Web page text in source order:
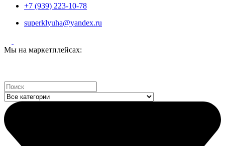
+7 (939) 223-10-78
superklyuha@yandex.ru
Мы на маркетплейсах:
Search
...